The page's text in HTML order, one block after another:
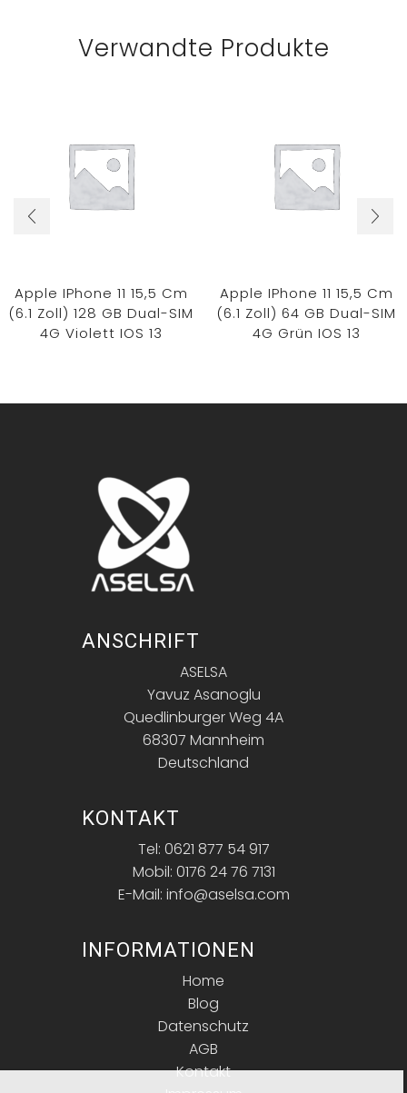
Verwandte Produkte
Apple IPhone 11 15,5 Cm
(6.1 Zoll) 128 GB Dual-SIM
4G Violett IOS 13
Apple IPhone 11 15,5 Cm
(6.1 Zoll) 64 GB Dual-SIM
4G Grün IOS 13
ANSCHRIFT
ASELSA
Yavuz Asanoglu
Quedlinburger Weg 4A
68307 Mannheim
Deutschland
KONTAKT
Tel: 0621 877 54 917
Mobil: 0176 24 76 7131
E-Mail: info@aselsa.com
INFORMATIONEN
Home
Blog
Datenschutz
AGB
Kontakt